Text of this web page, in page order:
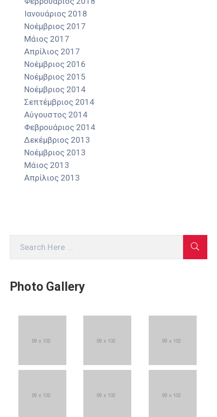
Ιανουάριος 2018
Νοέμβριος 2017
Μάιος 2017
Απρίλιος 2017
Νοέμβριος 2016
Νοέμβριος 2015
Νοέμβριος 2014
Σεπτέμβριος 2014
Αύγουστος 2014
Φεβρουάριος 2014
Δεκέμβριος 2013
Νοέμβριος 2013
Μάιος 2013
Απρίλιος 2013
Photo Gallery